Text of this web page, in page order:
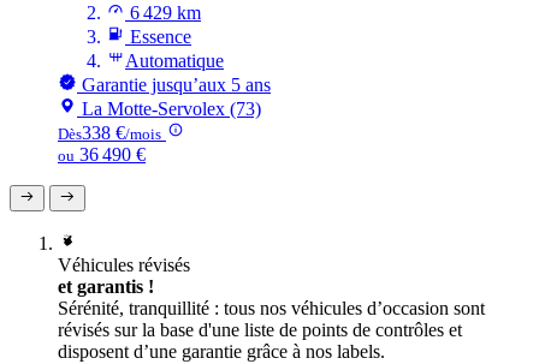
6 429 km
Essence
Automatique
Garantie jusqu’aux 5 ans
La Motte-Servolex (73)
Dès338 €/mois
ou 36 490 €
Véhicules révisés
et garantis !
Sérénité, tranquillité : tous nos véhicules d’occasion sont
révisés sur la base d'une liste de points de contrôles et
disposent d’une garantie grâce à nos labels.